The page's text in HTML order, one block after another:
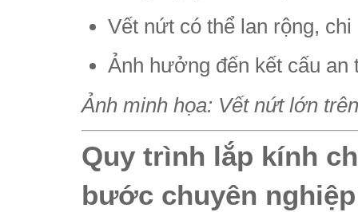
Vết nứt có thể lan rộng,
Ảnh hưởng đến kết cấu an
Ảnh minh họa: Vết nứt lớn
Quy trình lắp kính
bước chuyên